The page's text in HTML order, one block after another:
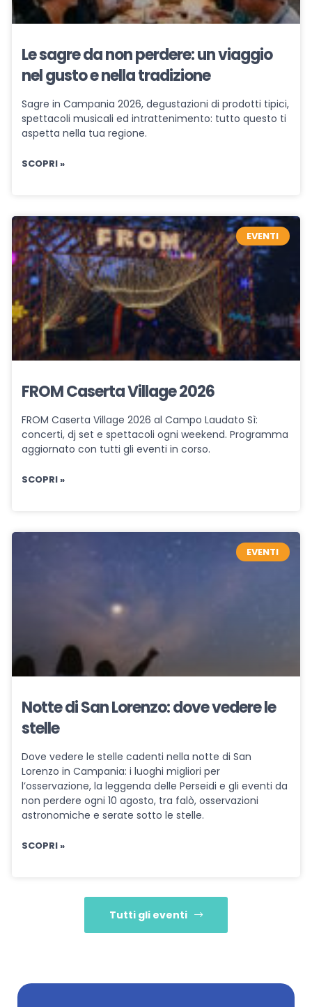
Le sagre da non perdere: un viaggio
nel gusto e nella tradizione
Sagre in Campania 2026, degustazioni di prodotti tipici,
spettacoli musicali ed intrattenimento: tutto questo ti
aspetta nella tua regione.
SCOPRI »
EVENTI
FROM Caserta Village 2026
FROM Caserta Village 2026 al Campo Laudato Sì:
concerti, dj set e spettacoli ogni weekend. Programma
aggiornato con tutti gli eventi in corso.
SCOPRI »
EVENTI
Notte di San Lorenzo: dove vedere le
stelle
Dove vedere le stelle cadenti nella notte di San
Lorenzo in Campania: i luoghi migliori per
l’osservazione, la leggenda delle Perseidi e gli eventi da
non perdere ogni 10 agosto, tra falò, osservazioni
astronomiche e serate sotto le stelle.
SCOPRI »
Tutti gli eventi